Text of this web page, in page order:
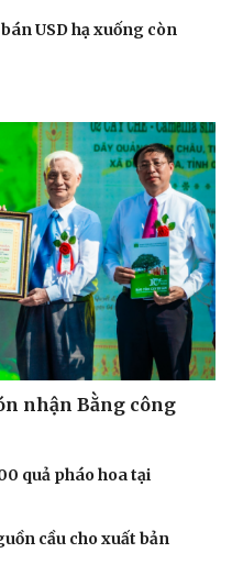
USD hạ xuống còn
nhận Bằng công
quả pháo hoa tại
cầu cho xuất bản